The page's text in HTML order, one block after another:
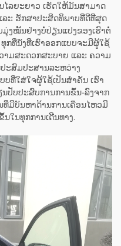
ລຍະຍາວ ເຮັດໃຫ້ມັນສາມາດ
ລະ ຮັກສາປະສິດທິພາບທີ່ດີທີ່ສຸດ
ມຸ່ງໝັ້ນຢ່າງບໍ່ປ່ຽນແປງຂອງເຮົາຕໍ່
ທີ່ນັ່ງທີ່ເຮົາອອກແບບຈະມີຜູ້ໃຊ້
າມສະດວກສະບາຍ ແລະ ຄວາມ
ປະສົມປະສານລະຫວ່າງ
ທີ່ໃສ່ໃຈຜູ້ໃຊ້ເປັນສຳຄັນ ເຮົາ
ປັບປະສົບການການຂຶ້ນ-ລົງຈາກ
ມີບັນຫາດ້ານການເຄື່ອນໄຫວມີ
ໃນທຸກການເດີນທາງ.